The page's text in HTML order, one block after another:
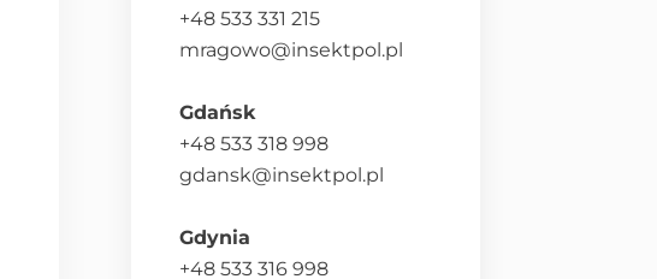
+48 533 331 215
mragowo@insektpol.pl
Gdańsk
+48 533 318 998
gdansk@insektpol.pl
Gdynia
+48 533 316 998